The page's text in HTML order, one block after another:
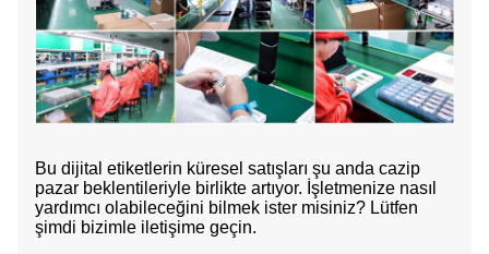
Bu dijital etiketlerin küresel satışları şu anda cazip
pazar beklentileriyle birlikte artıyor. İşletmenize nasıl
yardımcı olabileceğini bilmek ister misiniz? Lütfen
şimdi bizimle iletişime geçin.